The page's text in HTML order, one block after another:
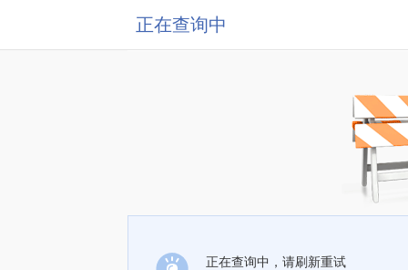
正在查询中
正在查询中，请刷新重试